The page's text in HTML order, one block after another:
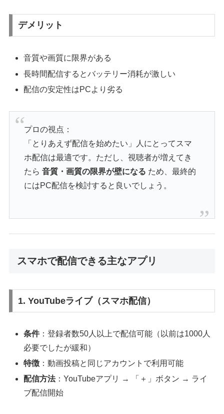
デメリット
音質や画質に限界がある
長時間配信するとバッテリー消耗が激しい
配信の安定性はPCより劣る
プロの視点：
「とりあえず配信を始めたい」人にとってスマ
ホ配信は最適です。ただし、視聴者が増えてき
たら音質・画質の限界が壁になる ため、最終的
にはPC配信を検討すると良いでしょう。
スマホで配信できる主なアプリ
1. YouTubeライブ（スマホ配信）
条件：登録者数50人以上で配信可能（以前は1000人
必要でしたが緩和）
特徴 ：動画投稿と同じアカウントで利用可能
配信方法：YouTubeアプリ → 「＋」ボタン → ライ
ブ配信開始